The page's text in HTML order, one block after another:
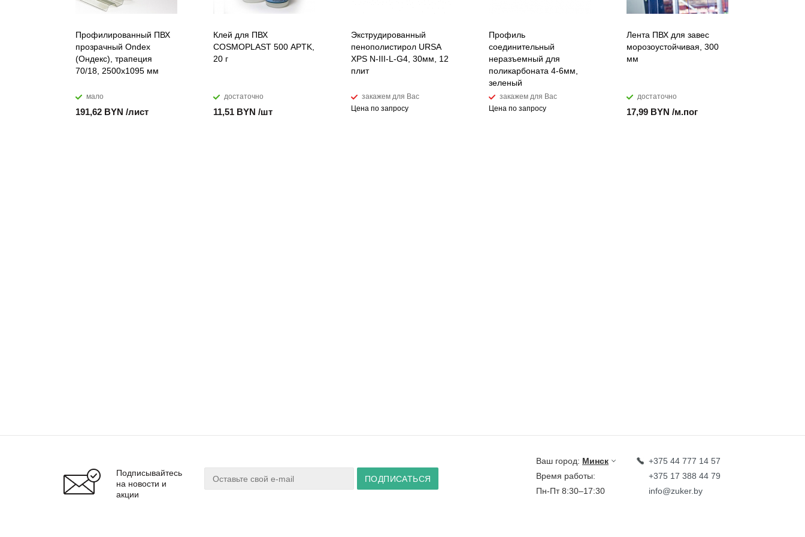
Профилированный ПВХ
прозрачный Ondex
(Ондекс), трапеция
70/18, 2500х1095 мм
мало
191,62 BYN /лист
Клей для ПВХ
COSMOPLAST 500 APTK,
20 г
достаточно
11,51 BYN /шт
Экструдированный
пенополистирол URSA
XPS N-III-L-G4, 30мм, 12
плит
закажем для Вас
Цена по запросу
Профиль
соединительный
неразъемный для
поликарбоната 4-6мм,
зеленый
закажем для Вас
Цена по запросу
Лента ПВХ для завес
морозоустойчивая, 300
мм
достаточно
17,99 BYN /м.пог
Подписывайтесь
на новости и
акции
Ваш город: Минск
Время работы:
Пн-Пт 8:30–17:30
+375 44 777 14 57
+375 17 388 44 79
info@zuker.by